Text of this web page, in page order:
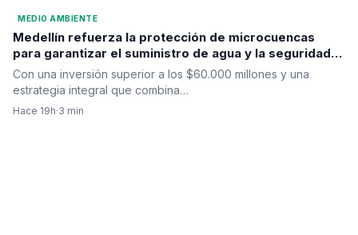
MEDIO AMBIENTE
Medellín refuerza la protección de microcuencas
para garantizar el suministro de agua y la seguridad
hídrica
Con una inversión superior a los $60.000 millones y una
estrategia integral que combina…
Hace 19h·3 min